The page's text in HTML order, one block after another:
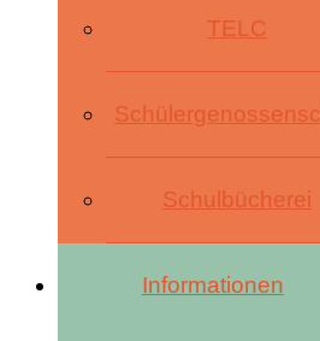
TELC
Schulbücherei
Informationen